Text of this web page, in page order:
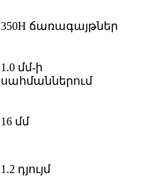
350H ճառագայթներ
1.0 մմ-ի
սահմաններում
16 մմ
1.2 դյույմ